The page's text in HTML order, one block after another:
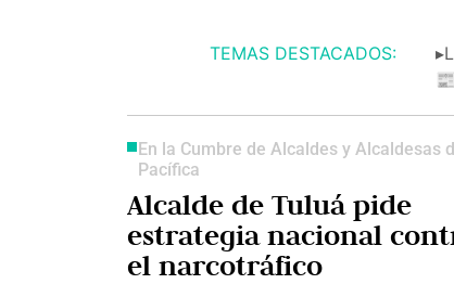
TEMAS DESTACADOS:
En la Cumbre de Alcaldes y Alcaldesas
Pacífica
Alcalde de Tuluá pide
estrategia nacional
el narcotráfico